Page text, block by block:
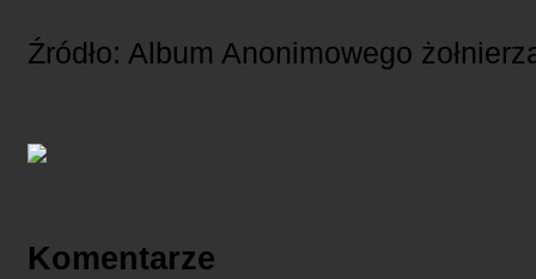
Źródło: Album Anonimowego
Komentarze